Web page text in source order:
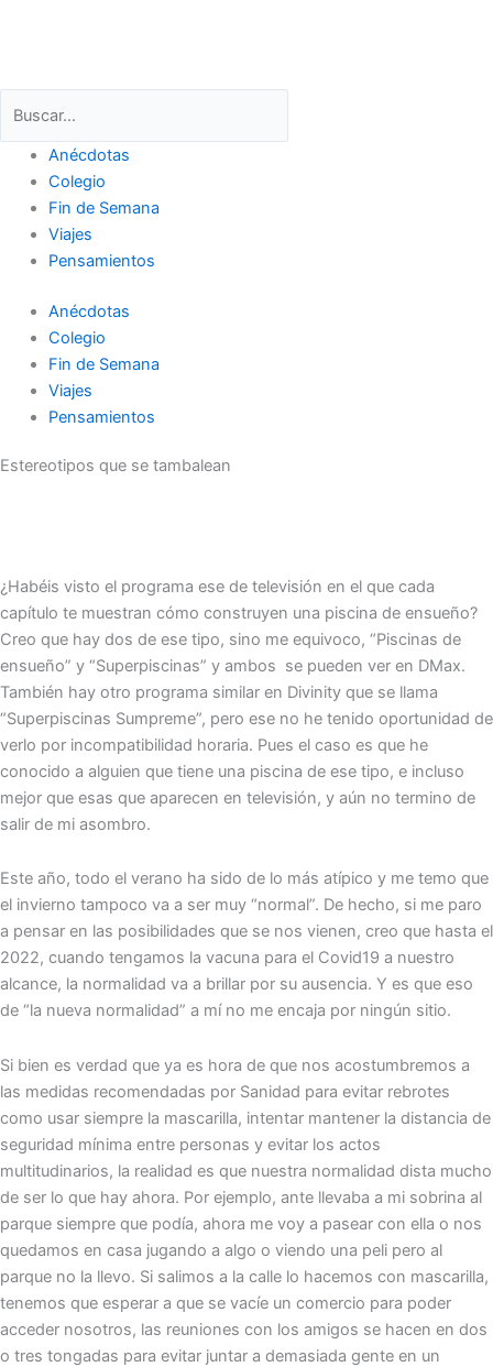
a
c
e
b
o
o
k
w
i
t
t
e
r
o
u
t
u
e
n
s
m
i
n
Anécdotas
Colegio
Fin de Semana
Viajes
Pensamientos
Anécdotas
Colegio
Fin de Semana
Viajes
Pensamientos
Estereotipos que se tambalean
¿Habéis visto el programa ese de televisión en el que cada
capítulo te muestran cómo construyen una piscina de ensueño?
Creo que hay dos de ese tipo, sino me equivoco, “Piscinas de
ensueño” y “Superpiscinas” y ambos se pueden ver en DMax.
También hay otro programa similar en Divinity que se llama
“Superpiscinas Sumpreme”, pero ese no he tenido oportunidad de
verlo por incompatibilidad horaria. Pues el caso es que he
conocido a alguien que tiene una piscina de ese tipo, e incluso
mejor que esas que aparecen en televisión, y aún no termino de
salir de mi asombro.
Este año, todo el verano ha sido de lo más atípico y me temo que
el invierno tampoco va a ser muy “normal”. De hecho, si me paro
a pensar en las posibilidades que se nos vienen, creo que hasta el
2022, cuando tengamos la vacuna para el Covid19 a nuestro
alcance, la normalidad va a brillar por su ausencia. Y es que eso
de “la nueva normalidad” a mí no me encaja por ningún sitio.
Si bien es verdad que ya es hora de que nos acostumbremos a
las medidas recomendadas por Sanidad para evitar rebrotes
como usar siempre la mascarilla, intentar mantener la distancia de
seguridad mínima entre personas y evitar los actos
multitudinarios, la realidad es que nuestra normalidad dista mucho
de ser lo que hay ahora. Por ejemplo, ante llevaba a mi sobrina al
parque siempre que podía, ahora me voy a pasear con ella o nos
quedamos en casa jugando a algo o viendo una peli pero al
parque no la llevo. Si salimos a la calle lo hacemos con mascarilla,
tenemos que esperar a que se vacíe un comercio para poder
acceder nosotros, las reuniones con los amigos se hacen en dos
o tres tongadas para evitar juntar a demasiada gente en un